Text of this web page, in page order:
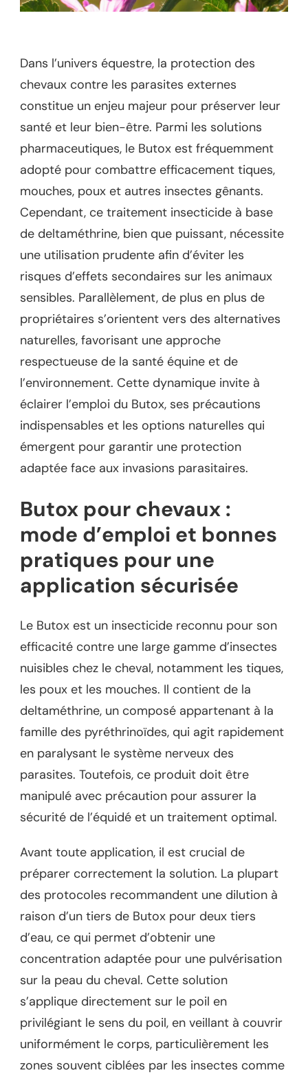
Dans l’univers équestre, la protection des
chevaux contre les parasites externes
constitue un enjeu majeur pour préserver leur
santé et leur bien-être. Parmi les solutions
pharmaceutiques, le Butox est fréquemment
adopté pour combattre efficacement tiques,
mouches, poux et autres insectes gênants.
Cependant, ce traitement insecticide à base
de deltaméthrine, bien que puissant, nécessite
une utilisation prudente afin d’éviter les
risques d’effets secondaires sur les animaux
sensibles. Parallèlement, de plus en plus de
propriétaires s’orientent vers des alternatives
naturelles, favorisant une approche
respectueuse de la santé équine et de
l’environnement. Cette dynamique invite à
éclairer l’emploi du Butox, ses précautions
indispensables et les options naturelles qui
émergent pour garantir une protection
adaptée face aux invasions parasitaires.
Butox pour chevaux :
mode d’emploi et bonnes
pratiques pour une
application sécurisée
Le Butox est un insecticide reconnu pour son
efficacité contre une large gamme d’insectes
nuisibles chez le cheval, notamment les tiques,
les poux et les mouches. Il contient de la
deltaméthrine, un composé appartenant à la
famille des pyréthrinoïdes, qui agit rapidement
en paralysant le système nerveux des
parasites. Toutefois, ce produit doit être
manipulé avec précaution pour assurer la
sécurité de l’équidé et un traitement optimal.
Avant toute application, il est crucial de
préparer correctement la solution. La plupart
des protocoles recommandent une dilution à
raison d’un tiers de Butox pour deux tiers
d’eau, ce qui permet d’obtenir une
concentration adaptée pour une pulvérisation
sur la peau du cheval. Cette solution
s’applique directement sur le poil en
privilégiant le sens du poil, en veillant à couvrir
uniformément le corps, particulièrement les
zones souvent ciblées par les insectes comme